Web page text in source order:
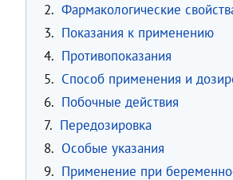
2. Фармакологические
3. Показания к применению
4. Противопоказания
5. Способ применения и
6. Побочные действия
7. Передозировка
8. Особые указания
9. Применение при